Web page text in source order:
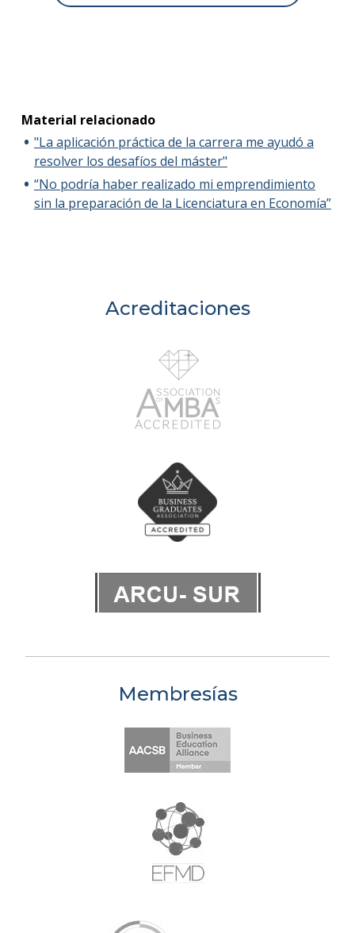
Material relacionado
"La aplicación práctica de la carrera me ayudó a
resolver los desafíos del máster"
“No podría haber realizado mi emprendimiento
sin la preparación de la Licenciatura en Economía”
Acreditaciones
Membresías